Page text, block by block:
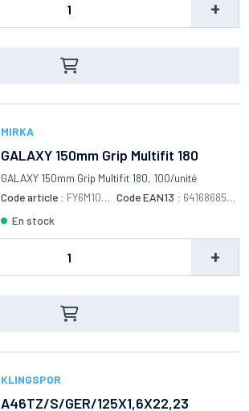
+
MIRKA
GALAXY 150mm Grip Multifit 180
GALAXY 150mm Grip Multifit 180, 100/unité
Code article : FY6M109
Code EAN13 : 6416868557
en stock
+
KLINGSPOR
A46TZ/S/GER/125X1,6X22,23